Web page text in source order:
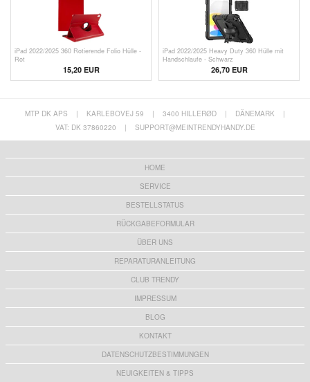
iPad 2022/2025 360 Rotierende Folio Hülle -
Rot
15,20 EUR
iPad 2022/2025 Heavy Duty 360 Hülle mit
Handschlaufe - Schwarz
26,70 EUR
MTP DK APS | KARLEBOVEJ 59 | 3400 HILLERØD | DÄNEMARK
|
VAT: DK 37860220
| SUPPORT@MEINTRENDYHANDY.DE
HOME
SERVICE
BESTELLSTATUS
RÜCKGABEFORMULAR
ÜBER UNS
REPARATURANLEITUNG
CLUB TRENDY
IMPRESSUM
BLOG
KONTAKT
DATENSCHUTZBESTIMMUNGEN
NEUIGKEITEN & TIPPS